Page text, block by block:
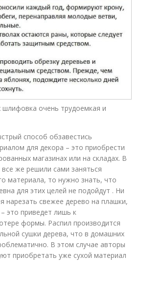
шлифовка очень трудоемкая и
способ обзавестись
для декора – это приобрести
магазинах или на складах. В
же решили сами заняться
материала, то нужно знать, что
для этих целей не подойдут . Ни
нарезать свежее дерево на плашки,
это приведет лишь к
формы. Распил производится
сушки дерева, что в домашних
В этом случае авторы
приобретать уже сухой материал